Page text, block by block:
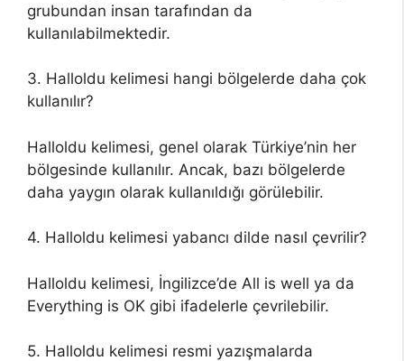
grubundan insan tarafından da
kullanılabilmektedir.
3. Halloldu kelimesi hangi bölgelerde daha çok
kullanılır?
Halloldu kelimesi, genel olarak Türkiye’nin her
bölgesinde kullanılır. Ancak, bazı bölgelerde
daha yaygın olarak kullanıldığı görülebilir.
4. Halloldu kelimesi yabancı dilde nasıl çevrilir?
Halloldu kelimesi, İngilizce’de All is well ya da
Everything is OK gibi ifadelerle çevrilebilir.
5. Halloldu kelimesi resmi yazışmalarda